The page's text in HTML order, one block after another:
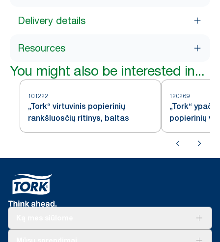
Delivery details
Resources
You might also be interested in...
101222
„Tork“ virtuvinis popierinių
rankšluosčių ritinys, baltas
120269
„Tork“ ypač
popierinių
ritinys,